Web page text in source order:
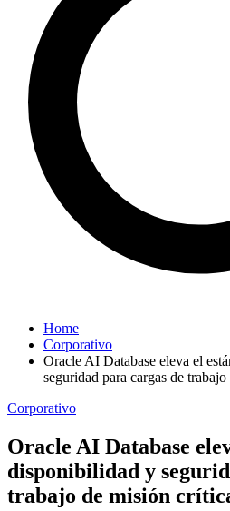
Home
Corporativo
Oracle AI Database eleva el
seguridad para cargas de
Corporativo
Oracle AI Database
disponibilidad y
trabajo de misión